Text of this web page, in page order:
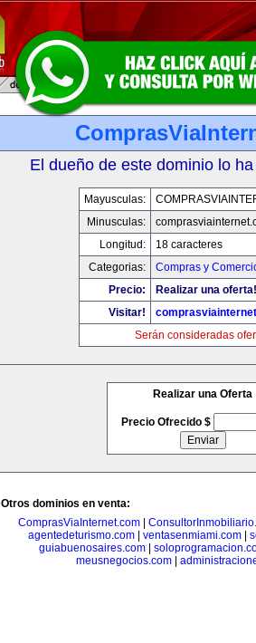
El dueño de este dominio lo
Mayusculas:
Minusculas:
Longitud:
18 caracteres
Categorias:
Compras y
Precio:
Realizar una oferta!
Visitar!
Serán consideradas
Realizar una Oferta
Precio Ofrecido $
Otros dominios en venta:
ComprasViaInternet.com
agentedeturismo.com| ventasenmiami.com|
guiabuenosaires.com|
meusnegocios.com|